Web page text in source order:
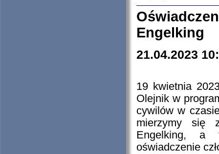
Engelking
21.04.2023
19 kwietnia
Olejnik w
cywilów w
mierzymy się
Engelking, a
oświadczenie